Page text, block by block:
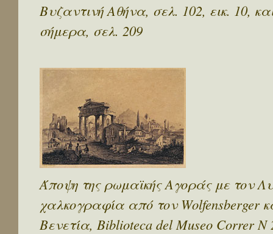
Βυζαντινή Αθήνα, σελ. 102, εικ. 10,
σήμερα, σελ. 209
Άποψη της ρωμαϊκής Αγοράς με τον
χαλκογραφία από τον Wolfensberger
Βενετία, Biblioteca del Museo Correr Ν